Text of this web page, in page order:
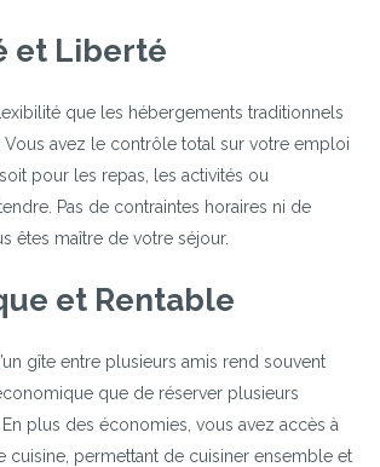
et Liberté
que les hébergements traditionnels
Vous avez le contrôle total sur votre emploi
pour les repas, les activités ou
Pas de contraintes horaires ni de
êtes maître de votre séjour.
et Rentable
gîte entre plusieurs amis rend souvent
que de réserver plusieurs
plus des économies, vous avez accès à
cuisine, permettant de cuisiner ensemble et